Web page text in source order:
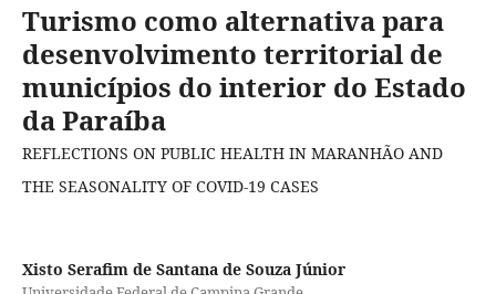
Turismo como alternativa para
desenvolvimento territorial de
municípios do interior do Estado
da Paraíba
REFLECTIONS ON PUBLIC HEALTH IN MARANHÃO AND
THE SEASONALITY OF COVID-19 CASES
Xisto Serafim de Santana de Souza Júnior